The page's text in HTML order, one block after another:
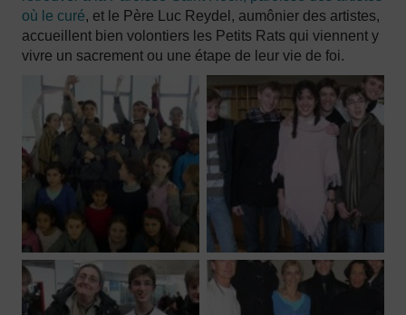
où le curé, et le Père Luc Reydel, aumônier des artistes,
accueillent bien volontiers les Petits Rats qui viennent y
vivre un sacrement ou une étape de leur vie de foi.